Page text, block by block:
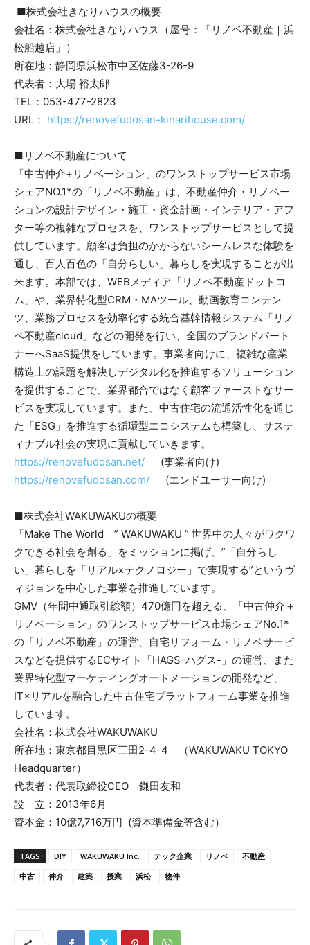
■株式会社きなりハウスの概要
会社名：株式会社きなりハウス（屋号：「リノベ不動産｜浜
松船越店」）
所在地：静岡県浜松市中区佐藤3-26-9
代表者：大場 裕太郎
TEL：053-477-2823
URL： https://renovefudosan-kinarihouse.com/
■リノベ不動産について
「中古仲介+リノベーション」のワンストップサービス市場
シェアNO.1*の「リノベ不動産」は、不動産仲介・リノベー
ションの設計デザイン・施工・資金計画・インテリア・アフ
ター等の複雑なプロセスを、ワンストップサービスとして提
供しています。顧客は負担のかからないシームレスな体験を
通し、百人百色の「自分らしい」暮らしを実現することが出
来ます。本部では、WEBメディア「リノベ不動産ドットコ
ム」や、業界特化型CRM・MAツール、動画教育コンテン
ツ、業務プロセスを効率化する統合基幹情報システム「リノ
ベ不動産cloud」などの開発を行い、全国のブランドパート
ナーへSaaS提供をしています。事業者向けに、複雑な産業
構造上の課題を解決しデジタル化を推進するソリューション
を提供することで、業界都合ではなく顧客ファーストなサー
ビスを実現しています。また、中古住宅の流通活性化を通じ
た「ESG」を推進する循環型エコシステムも構築し、サステ
ィナブル社会の実現に貢献していきます。
https://renovefudosan.net/ (事業者向け)
https://renovefudosan.com/
(エンドユーサー向け)
■株式会社WAKUWAKUの概要
「Make The World ” WAKUWAKU ” 世界中の人々がワクワ
クできる社会を創る」をミッションに掲げ、”「自分らし
い」暮らしを「リアル×テクノロジー」で実現する”というヴ
ィジョンを中心した事業を推進しています。
GMV（年間中通取引総額）470億円を超える、「中古仲介＋
リノベーション」のワンストップサービス市場シェアNo.1*
の「リノベ不動産」の運営、自宅リフォーム・リノベサービ
スなどを提供するECサイト「HAGS-ハグス-」の運営、また
業界特化型マーケティングオートメーションの開発など、
IT×リアルを融合した中古住宅プラットフォーム事業を推進
しています。
会社名：株式会社WAKUWAKU
所在地：東京都目黒区三田2-4-4 （WAKUWAKU TOKYO
Headquarter）
代表者：代表取締役CEO 鎌田友和
設 立：2013年6月
資本金：10億7,716万円 (資本準備金等含む）
TAGS DIY WAKUWAKU Inc. テック企業 リノベ
不動産
中古
仲介 建築 授業 浜松 物件